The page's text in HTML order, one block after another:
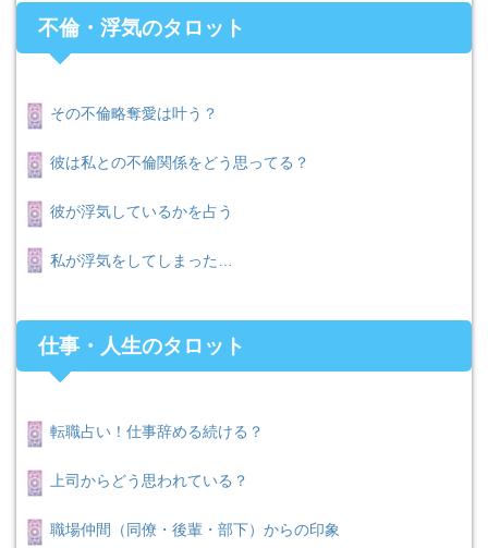
不倫・浮気のタロット
その不倫略奪愛は叶う？
彼は私との不倫関係をどう思ってる？
彼が浮気しているかを占う
私が浮気をしてしまった…
仕事・人生のタロット
転職占い！仕事辞める続ける？
上司からどう思われている？
職場仲間（同僚・後輩・部下）からの印象